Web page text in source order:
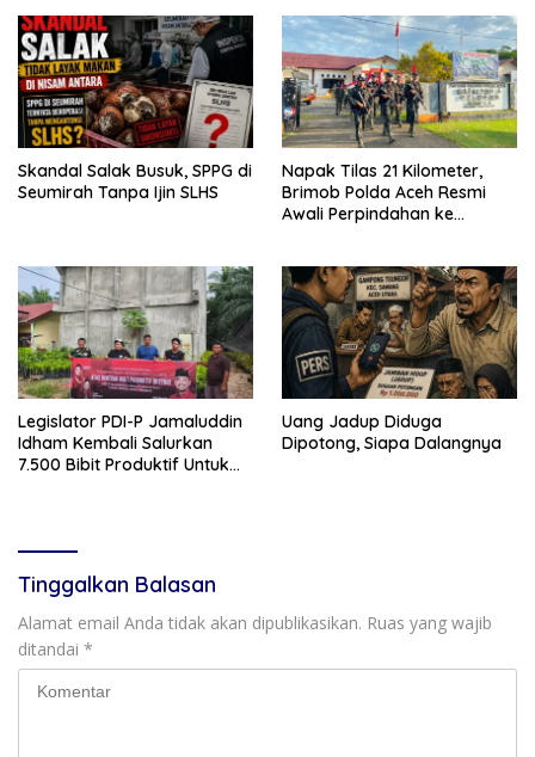
Skandal Salak Busuk, SPPG di
Seumirah Tanpa Ijin SLHS
Napak Tilas 21 Kilometer,
Brimob Polda Aceh Resmi
Awali Perpindahan ke
Legislator PDI-P Jamaluddin
Idham Kembali Salurkan
7.500 Bibit Produktif Untuk
Uang Jadup Diduga
Dipotong, Siapa Dalangnya
Tinggalkan Balasan
Alamat email Anda tidak akan dipublikasikan. Ruas yang wajib
ditandai *